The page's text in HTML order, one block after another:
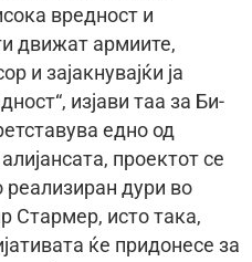
вредност и
движат армиите,
и зајакнувајќи ја
изјави таа за Би-
едно од
проектот се
дури во
Стармер, исто така,
ќе придонесе за